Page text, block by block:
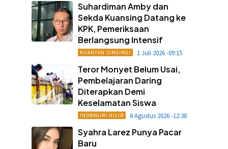
Suhardiman Amby dan
Sekda Kuansing Datang ke
KPK, Pemeriksaan
Berlangsung Intensif
KUANTAN SINGINGI 1 Juli 2026 -09:15
Teror Monyet Belum Usai,
Pembelajaran Daring
Diterapkan Demi
Keselamatan Siswa
INDRAGIRI HILIR 6 Agustus 2026 -12:38
Syahra Larez Punya Pacar
Baru